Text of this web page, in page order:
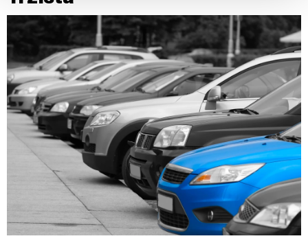
Zajednički voditelji obrade su HD-WIN ARENA SPORT
d.o.o. i
Partneri
. Više o podacima koje obrađujemo kao i
o vašim pravima pročitajte u našojPolitici privatnosti, a
o kolačićima i drugim sličnim tehnologijama uPolitici
kolačića. Kolačiće u bilo kojem trenutku možete ponovno
ažurirati klikom na „Prikaži detalje“. Privolu možete u bilo
kojem trenutku povući bez negativnih posljedica.